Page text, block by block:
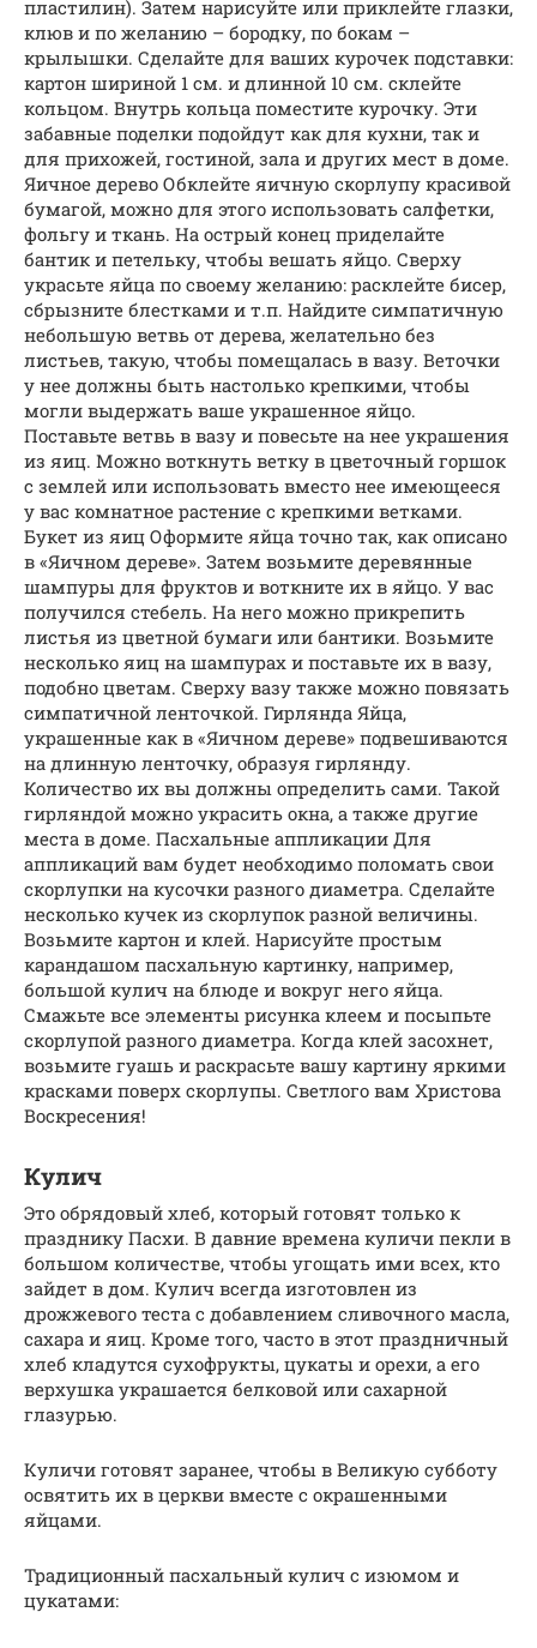
пластилин). Затем нарисуйте или приклейте глазки,
клюв и по желанию – бородку, по бокам –
крылышки. Сделайте для ваших курочек подставки:
картон шириной 1 см. и длинной 10 см. склейте
кольцом. Внутрь кольца поместите курочку. Эти
забавные поделки подойдут как для кухни, так и
для прихожей, гостиной, зала и других мест в доме.
Яичное дерево Обклейте яичную скорлупу красивой
бумагой, можно для этого использовать салфетки,
фольгу и ткань. На острый конец приделайте
бантик и петельку, чтобы вешать яйцо. Сверху
украсьте яйца по своему желанию: расклейте бисер,
сбрызните блестками и т.п. Найдите симпатичную
небольшую ветвь от дерева, желательно без
листьев, такую, чтобы помещалась в вазу. Веточки
у нее должны быть настолько крепкими, чтобы
могли выдержать ваше украшенное яйцо.
Поставьте ветвь в вазу и повесьте на нее украшения
из яиц. Можно воткнуть ветку в цветочный горшок
с землей или использовать вместо нее имеющееся
у вас комнатное растение с крепкими ветками.
Букет из яиц Оформите яйца точно так, как описано
в «Яичном дереве». Затем возьмите деревянные
шампуры для фруктов и воткните их в яйцо. У вас
получился стебель. На него можно прикрепить
листья из цветной бумаги или бантики. Возьмите
несколько яиц на шампурах и поставьте их в вазу,
подобно цветам. Сверху вазу также можно повязать
симпатичной ленточкой. Гирлянда Яйца,
украшенные как в «Яичном дереве» подвешиваются
на длинную ленточку, образуя гирлянду.
Количество их вы должны определить сами. Такой
гирляндой можно украсить окна, а также другие
места в доме. Пасхальные аппликации Для
аппликаций вам будет необходимо поломать свои
скорлупки на кусочки разного диаметра. Сделайте
несколько кучек из скорлупок разной величины.
Возьмите картон и клей. Нарисуйте простым
карандашом пасхальную картинку, например,
большой кулич на блюде и вокруг него яйца.
Смажьте все элементы рисунка клеем и посыпьте
скорлупой разного диаметра. Когда клей засохнет,
возьмите гуашь и раскрасьте вашу картину яркими
красками поверх скорлупы. Светлого вам Христова
Воскресения!
Кулич
Это обрядовый хлеб, который готовят только к
празднику Пасхи. В давние времена куличи пекли в
большом количестве, чтобы угощать ими всех, кто
зайдет в дом. Кулич всегда изготовлен из
дрожжевого теста с добавлением сливочного масла,
сахара и яиц. Кроме того, часто в этот праздничный
хлеб кладутся сухофрукты, цукаты и орехи, а его
верхушка украшается белковой или сахарной
глазурью.
Куличи готовят заранее, чтобы в Великую субботу
освятить их в церкви вместе с окрашенными
яйцами.
Традиционный пасхальный кулич с изюмом и
цукатами: